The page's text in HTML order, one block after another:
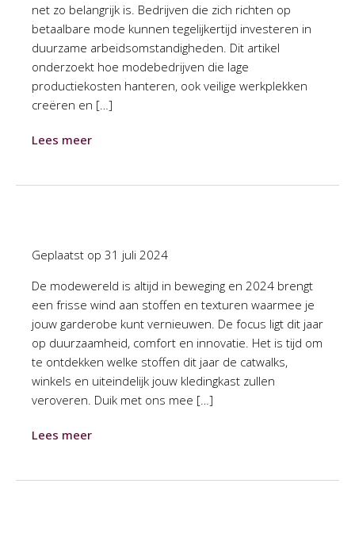
net zo belangrijk is. Bedrijven die zich richten op
betaalbare mode kunnen tegelijkertijd investeren in
duurzame arbeidsomstandigheden. Dit artikel
onderzoekt hoe modebedrijven die lage
productiekosten hanteren, ook veilige werkplekken
creëren en […]
Lees meer
Geplaatst op 31 juli 2024
De modewereld is altijd in beweging en 2024 brengt
een frisse wind aan stoffen en texturen waarmee je
jouw garderobe kunt vernieuwen. De focus ligt dit jaar
op duurzaamheid, comfort en innovatie. Het is tijd om
te ontdekken welke stoffen dit jaar de catwalks,
winkels en uiteindelijk jouw kledingkast zullen
veroveren. Duik met ons mee […]
Lees meer